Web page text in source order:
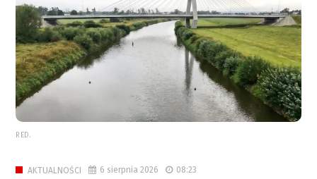
RED.
AKTUALNOŚCI 6 sierpnia 2026 08:23